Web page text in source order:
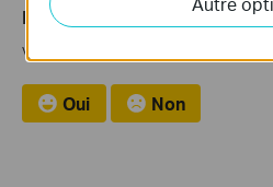
Est-ce que ce FAQ a été utile ?
Vos commentaires nous
Oui Non